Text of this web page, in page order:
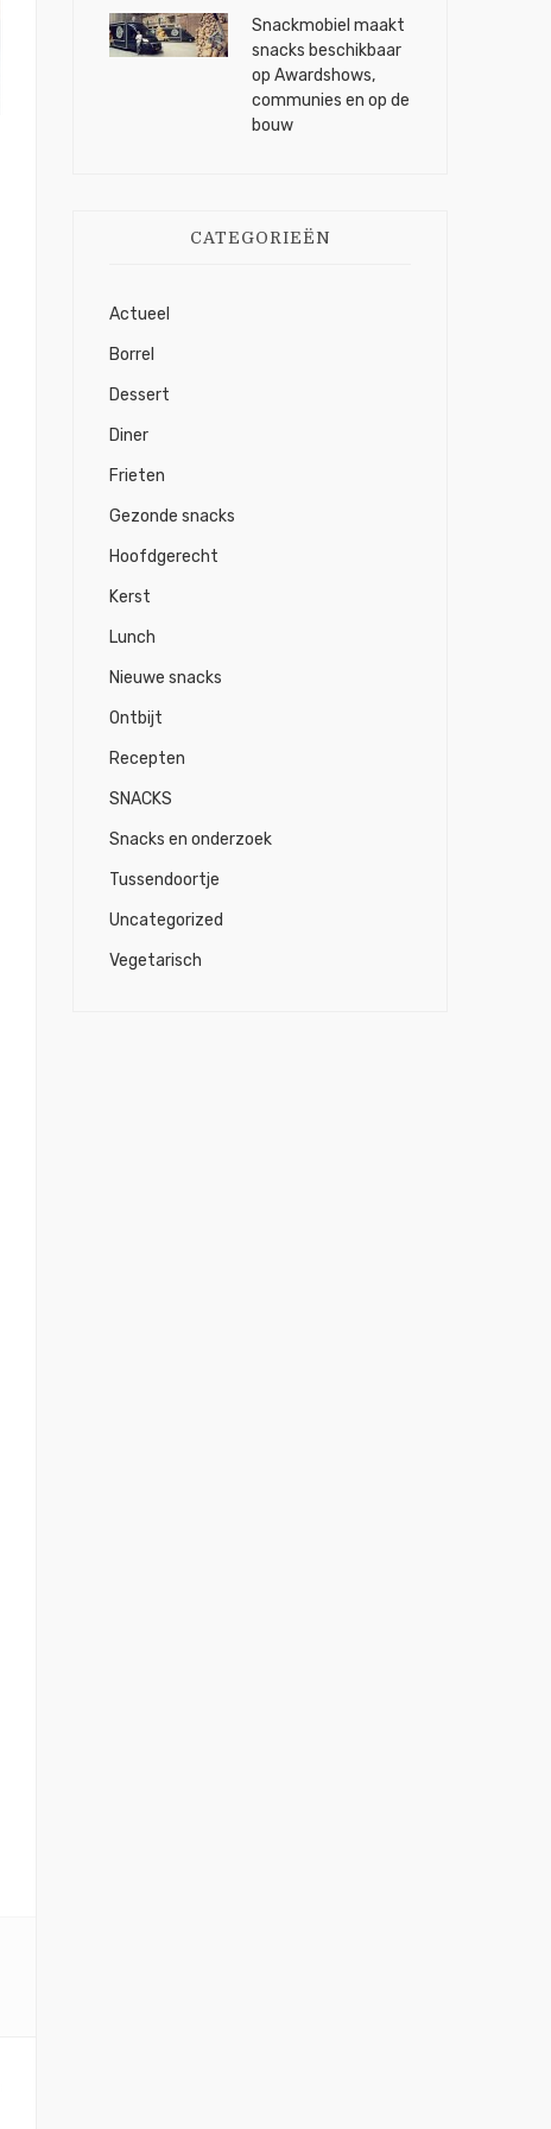
Snackmobiel maakt
snacks beschikbaar
op Awardshows,
communies en op de
bouw
CATEGORIEËN
Actueel
Borrel
Dessert
Diner
Frieten
Gezonde snacks
Hoofdgerecht
Kerst
Lunch
Nieuwe snacks
Ontbijt
Recepten
SNACKS
Snacks en onderzoek
Tussendoortje
Uncategorized
Vegetarisch